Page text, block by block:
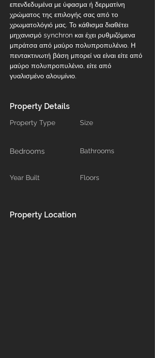
επενδεδυμένα με ύφασμα ή δερματίνη
χρώματος της επιλογής σας από το
χρωματολόγιό μας. Το κάθισμα διαθέτει
μηχανισμό synchron και έχει ρυθμιζόμενα
μπράτσα από μαύρο πολυπροπυλένιο. Η
πεντακτινωτή βάση μπορεί να είναι είτε από
μαύρο πολυπροπυλένιο, είτε από
γυαλισμένο αλουμίνιο.
Property Details
Property Type
Bedrooms
Year Built
Size
Bathrooms
Floors
Property Location